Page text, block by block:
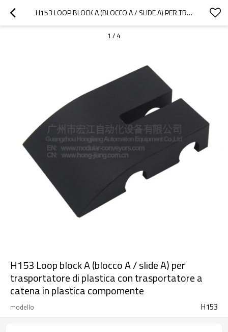
H153 LOOP BLOCK A (BLOCCO A / SLIDE A) PER TRASPORTATORE DI PLASTICA CON TRASPORTATORE A CATENA IN PLASTICA COMPOMENTE
1 / 4
H153 Loop block A (blocco A / slide A) per
trasportatore di plastica con trasportatore a
catena in plastica compomente
modello H153